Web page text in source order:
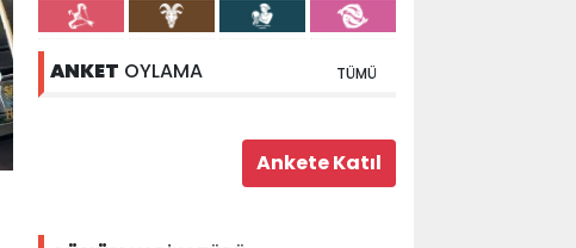
ANKET OYLAMA TÜMÜ